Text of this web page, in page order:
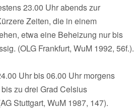
23.00 Uhr abends zur
Zeiten, die in einem
etwa eine Beheizung nur bis
(OLG Frankfurt, WuM 1992, 56f.).
Uhr bis 06.00 Uhr morgens
zu drei Grad Celsius
Stuttgart, WuM 1987, 147).